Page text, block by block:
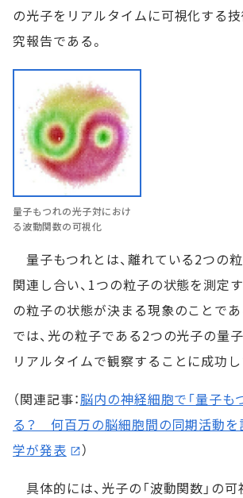
の光子をリアルタイムに可視化する
究報告である。
量子もつれの光子対におけ
る波動関数の可視化
量子もつれとは、離れている2つの
関連し合い、1つの粒子の状態を測定
の粒子の状態が決まる現象のことで
では、光の粒子である2つの光子の量
リアルタイムで観察することに成功し
（関連記事：脳内の神経細胞で「量子も
る？ 何百万の脳細胞間の同期活動
学が発表
）
具体的には、光子の「波動関数」の可